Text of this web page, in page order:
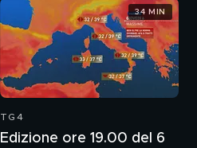
TG4
Edizione ore 19.00 del 6
34 MIN